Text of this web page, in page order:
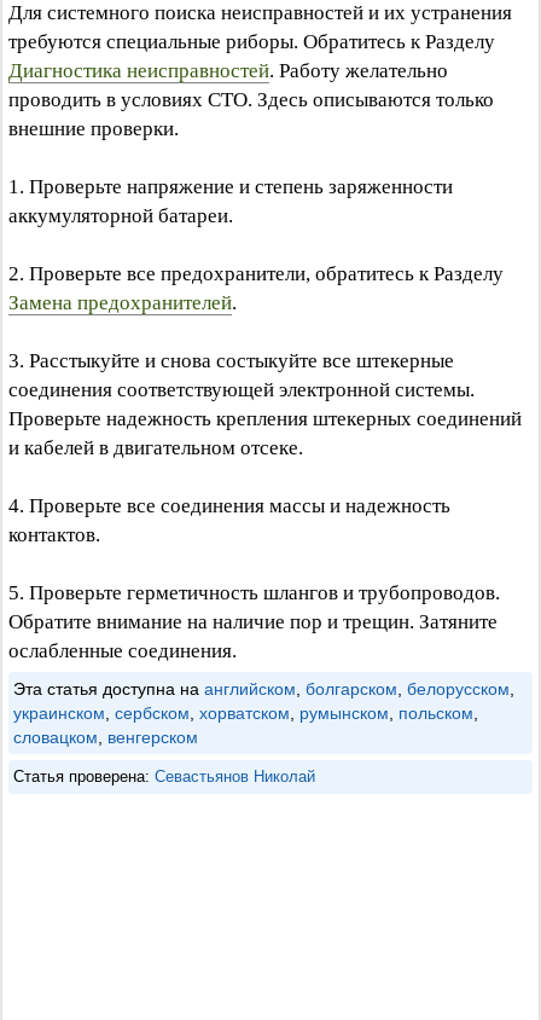
Для системного поиска неисправностей и их устранения
требуются специальные риборы. Обратитесь к Разделу
Диагностика неисправностей. Работу желательно
проводить в условиях СТО. Здесь описываются только
внешние проверки.
1. Проверьте напряжение и степень заряженности
аккумуляторной батареи.
2. Проверьте все предохранители, обратитесь к Разделу
Замена предохранителей.
3. Расстыкуйте и снова состыкуйте все штекерные
соединения соответствующей электронной системы.
Проверьте надежность крепления штекерных соединений
и кабелей в двигательном отсеке.
4. Проверьте все соединения массы и надежность
контактов.
5. Проверьте герметичность шлангов и трубопроводов.
Обратите внимание на наличие пор и трещин. Затяните
ослабленные соединения.
Эта статья доступна на английском болгарском белорусском
украинском сербском хорватском румынском польском
словацком
венгерском
Статья проверена: Севастьянов Николай